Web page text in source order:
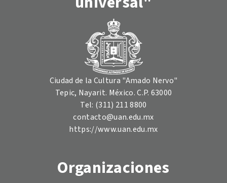
Ciudad de la Cultura "Amado Nervo"
Tepic, Nayarit. México. C.P. 63000
Tel: (311) 211 8800
contacto@uan.edu.mx
https://www.uan.edu.mx
Organizaciones